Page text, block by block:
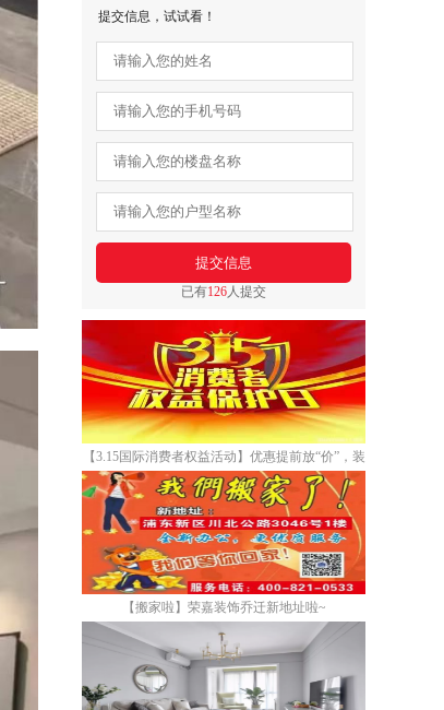
提交信息，试试看！
已有126人提交
【3.15国际消费者权益活动】优惠提前放“价”，装
修省心又省“薪”！
【搬家啦】荣嘉装饰乔迁新地址啦~